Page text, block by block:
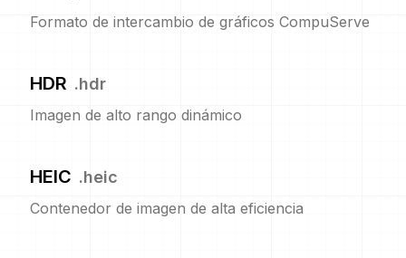
Formato de intercambio de gráficos CompuServe
HDR .hdr
Imagen de alto rango dinámico
HEIC .heic
Contenedor de imagen de alta eficiencia